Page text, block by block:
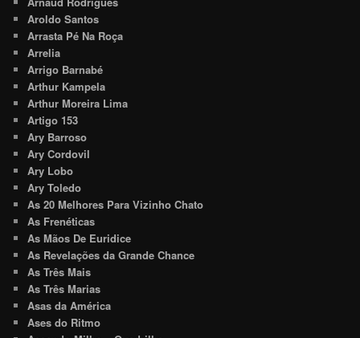
Aroldo Santos
Arrasta Pé Na Roça
Arrelia
Arrigo Barnabé
Arthur Kampela
Arthur Moreira Lima
Artigo 153
Ary Barroso
Ary Cordovil
Ary Lobo
Ary Toledo
As 20 Melhores Para Vizinho Chato
As Frenéticas
As Mãos De Euridice
As Revelações da Grande Chance
As Três Mais
As Três Marias
Asas da América
Ases do Ritmo